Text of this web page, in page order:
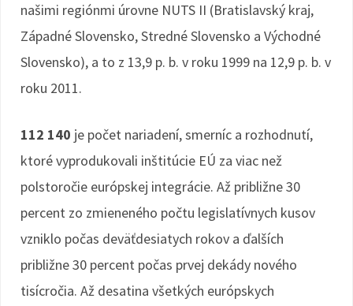
našimi regiónmi úrovne NUTS II (Bratislavský kraj,
Západné Slovensko, Stredné Slovensko a Východné
Slovensko), a to z 13,9 p. b. v roku 1999 na 12,9 p. b. v
roku 2011.
112 140 je počet nariadení, smerníc a rozhodnutí,
ktoré vyprodukovali inštitúcie EÚ za viac než
polstoročie európskej integrácie. Až približne 30
percent zo zmieneného počtu legislatívnych kusov
vzniklo počas deväťdesiatych rokov a ďalších
približne 30 percent počas prvej dekády nového
tisícročia. Až desatina všetkých európskych